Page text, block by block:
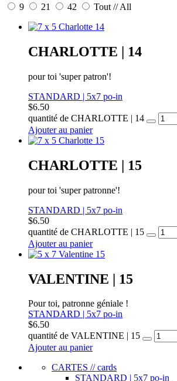
9 21 42 Tout // All
CHARLOTTE | 14
pour toi 'super patron'!
STANDARD | 5x7 po-in
$6.50
quantité de CHARLOTTE | 14
Ajouter au panier
CHARLOTTE | 15
pour toi 'super patronne'!
STANDARD | 5x7 po-in
$6.50
quantité de CHARLOTTE | 15
Ajouter au panier
VALENTINE | 15
Pour toi, patronne géniale !
STANDARD | 5x7 po-in
$6.50
quantité de VALENTINE | 15
Ajouter au panier
CARTES // cards
STANDARD | 5x7 po-in